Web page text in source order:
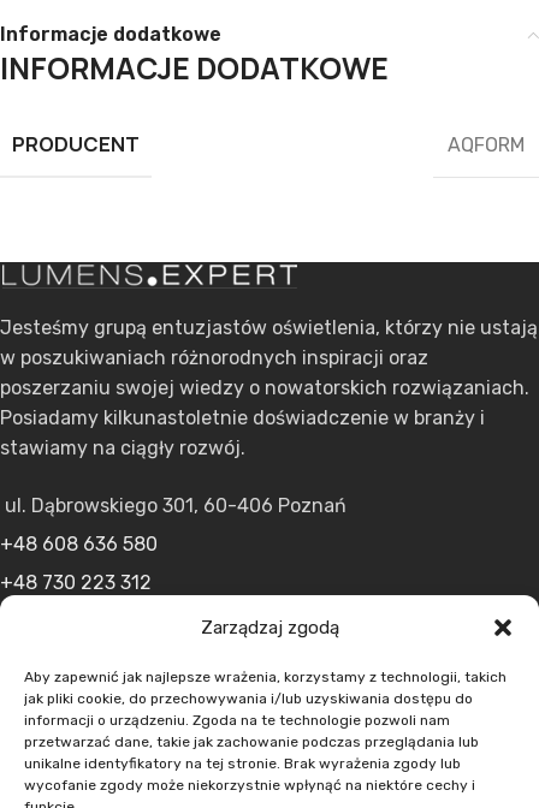
Zarządzaj zgodą
Aby zapewnić jak najlepsze wrażenia, korzystamy z technologii, takich
jak pliki cookie, do przechowywania i/lub uzyskiwania dostępu do
informacji o urządzeniu. Zgoda na te technologie pozwoli nam
przetwarzać dane, takie jak zachowanie podczas przeglądania lub
unikalne identyfikatory na tej stronie. Brak wyrażenia zgody lub
wycofanie zgody może niekorzystnie wpłynąć na niektóre cechy i
Informacje dodatkowe
INFORMACJE DODATKOWE
PRODUCENT AQFORM
Jesteśmy grupą entuzjastów oświetlenia, którzy nie ustają
w poszukiwaniach różnorodnych inspiracji oraz
poszerzaniu swojej wiedzy o nowatorskich rozwiązaniach.
Posiadamy kilkunastoletnie doświadczenie w branży i
stawiamy na ciągły rozwój.
ul. Dąbrowskiego 301, 60-406 Poznań
+48 608 636 580
+48 730 223 312